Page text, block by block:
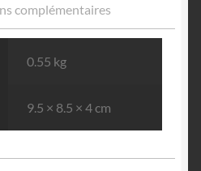
complémentaires
0.55 kg
9.5 × 8.5 × 4 cm